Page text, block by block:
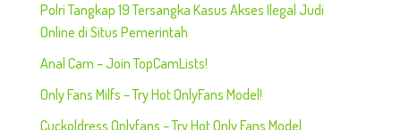
Polri Tangkap 19 Tersangka Kasus Akses Ilegal Judi
Online di Situs Pemerintah
Anal Cam – Join TopCamLists!
Only Fans Milfs – Try Hot OnlyFans Model!
Cuckoldress Onlyfans – Try Hot Only Fans Model